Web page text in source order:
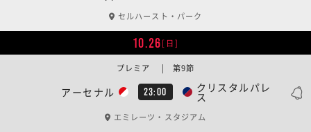
セルハースト・パーク
10.26[日]
アーセナル 23:00 クリスタルパレ
ス
プレミア | 第9節
エミレーツ・スタジアム